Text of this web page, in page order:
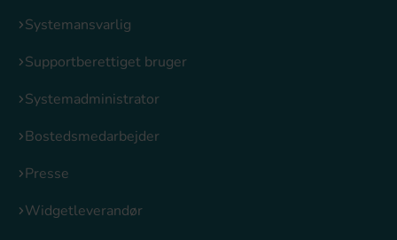
Systemansvarlig
Supportberettiget bruger
Systemadministrator
Bostedsmedarbejder
Presse
Widgetleverandør